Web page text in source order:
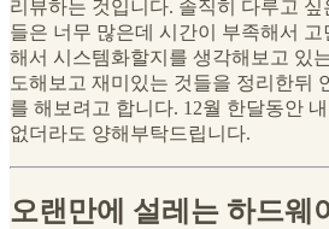
리뷰하는 것입니다. 솔직히 다루고
들은 너무 많은데 시간이 부족해서 고
해서 시스템화할지를 생각해보고 있
도해보고 재미있는 것들을 정리한뒤
를 해보려고 합니다. 12월 한달동안
없더라도 양해부탁드립니다.
오랜만에 설레는 하드웨